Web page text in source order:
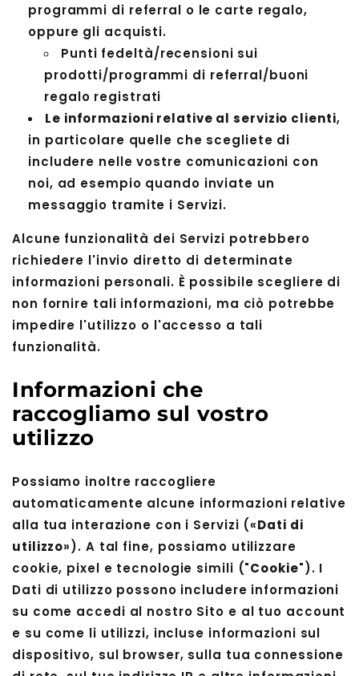
programmi di referral o le carte regalo,
oppure gli acquisti.
Punti fedeltà/recensioni sui
prodotti/programmi di referral/buoni
regalo registrati
Le informazioni relative al servizio clienti,
in particolare quelle che scegliete di
includere nelle vostre comunicazioni con
noi, ad esempio quando inviate un
messaggio tramite i Servizi.
Alcune funzionalità dei Servizi potrebbero
richiedere l'invio diretto di determinate
informazioni personali. È possibile scegliere di
non fornire tali informazioni, ma ciò potrebbe
impedire l'utilizzo o l'accesso a tali
funzionalità.
Informazioni che
raccogliamo sul vostro
utilizzo
Possiamo inoltre raccogliere
automaticamente alcune informazioni relative
alla tua interazione con i Servizi («Dati di
utilizzo»). A tal fine, possiamo utilizzare
cookie, pixel e tecnologie simili ("Cookie"). I
Dati di utilizzo possono includere informazioni
su come accedi al nostro Sito e al tuo account
e su come li utilizzi, incluse informazioni sul
dispositivo, sul browser, sulla tua connessione